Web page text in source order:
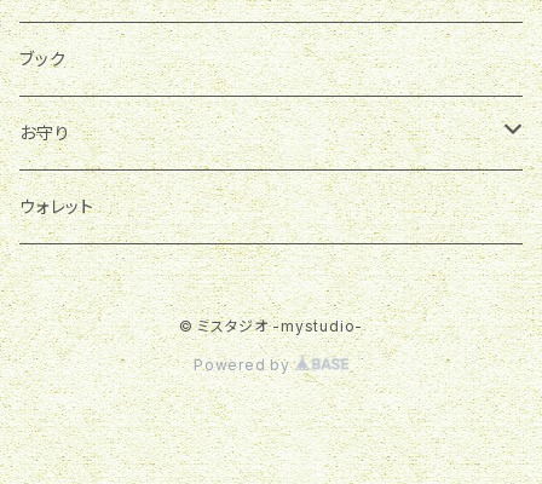
ブック
お守り
育て石
ウォレット
© ミスタジオ -mystudio-
Powered by